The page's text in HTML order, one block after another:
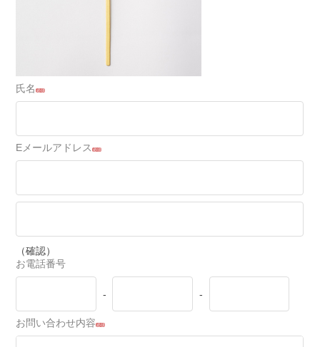
氏名必須
Eメールアドレス必須
（確認）
お電話番号
- -
お問い合わせ内容必須